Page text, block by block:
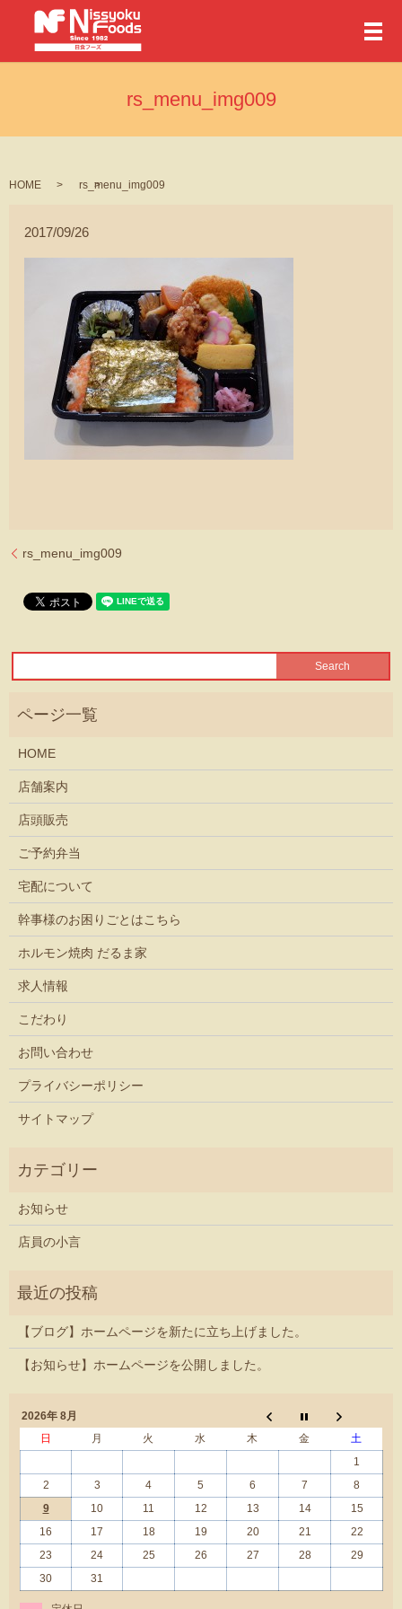
メ
rs_menu_img009
HOME rs_menu_img009
2017/09/26
rs_menu_img009
HOME
店舗案内
店頭販売
ご予約弁当
宅配について
幹事様のお困りごとはこちら
ホルモン焼肉 だるま家
求人情報
こだわり
お問い合わせ
プライバシーポリシー
サイトマップ
お知らせ
店員の小言
【ブログ】ホームページを新たに立ち上げました。
【お知らせ】ホームページを公開しました。
2026年 8月
日
月 火 水 木 金
土
1
2
3 4 5 6 7
8
9
10 11 12 13 14
15
16
17 18 19 20 21
22
23
24 25 26 27 28
29
30
31